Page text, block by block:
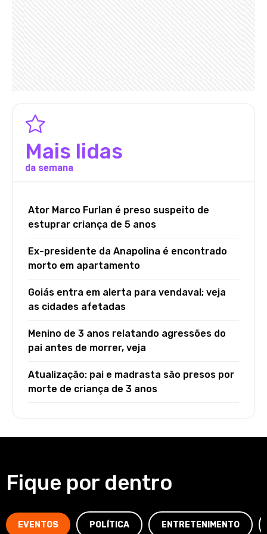
Mais lidas
da semana
Ator Marco Furlan é preso suspeito de
estuprar criança de 5 anos
Ex-presidente da Anapolina é encontrado
morto em apartamento
Goiás entra em alerta para vendaval; veja
as cidades afetadas
Menino de 3 anos relatando agressões do
pai antes de morrer, veja
Atualização: pai e madrasta são presos por
morte de criança de 3 anos
Fique por dentro
EVENTOS POLÍTICA ENTRETENIMENTO